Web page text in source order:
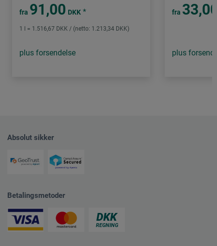
fra 91,00 DKK *
1 l = 1.516,67 DKK / (netto: 1.213,34 DKK)
plus forsendelse
fra
plus
Absolut sikker
Betalingsmetoder